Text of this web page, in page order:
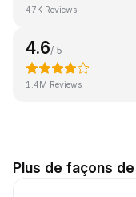
47K Reviews
4.6/ 5
1.4M Reviews
Plus de façons